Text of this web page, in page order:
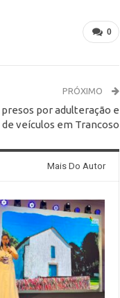
0
PRÓXIMO
por adulteração e
veículos em Trancoso
Mais Do Autor